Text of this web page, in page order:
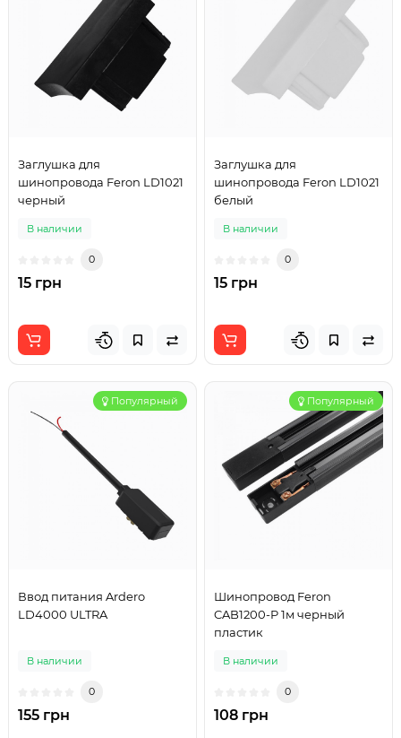
Заглушка для
шинопровода Feron LD1021
черный
В наличии
0
15 грн
Заглушка для
шинопровода Feron LD1021
белый
В наличии
0
15 грн
Популярный
Ввод питания Ardero
LD4000 ULTRA
В наличии
0
155 грн
Популярный
Шинопровод Feron
CAB1200-P 1м черный
пластик
В наличии
0
108 грн